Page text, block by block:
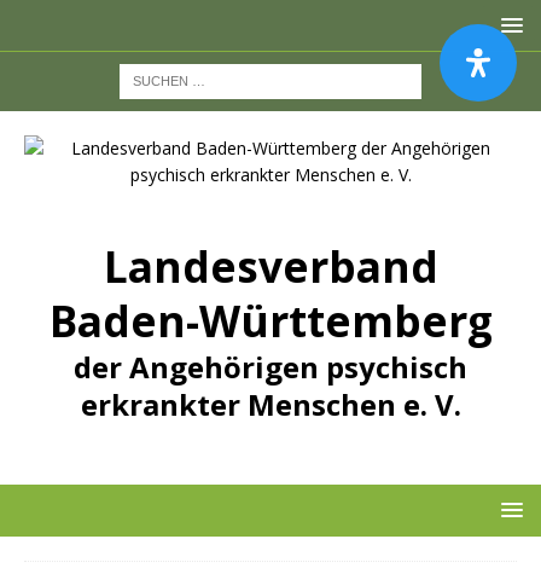
Landesverband
Baden-Württemberg
der Angehörigen psychisch
erkrankter Menschen e. V.